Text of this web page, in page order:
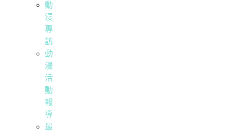
動
漫
專
訪
動
漫
活
動
報
導
最